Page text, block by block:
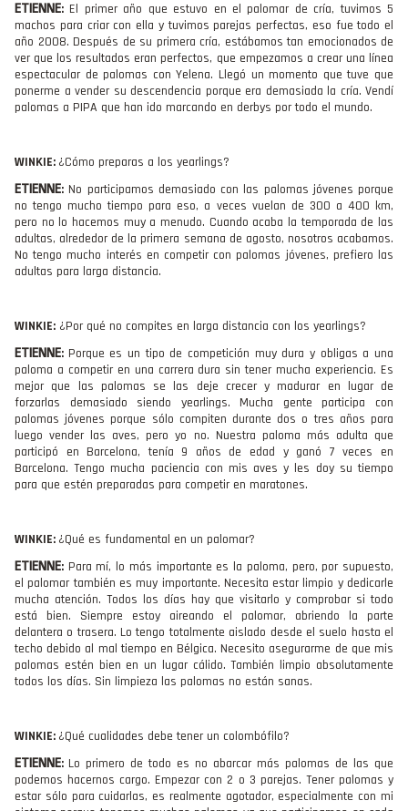
ETIENNE: El primer año que estuvo en el palomar de cría, tuvimos 5
machos para criar con ella y tuvimos parejas perfectas, eso fue todo el
año 2008. Después de su primera cría, estábamos tan emocionados de
ver que los resultados eran perfectos, que empezamos a crear una línea
espectacular de palomas con Yelena. Llegó un momento que tuve que
ponerme a vender su descendencia porque era demasiada la cría. Vendí
palomas a PIPA que han ido marcando en derbys por todo el mundo.
WINKIE: ¿Cómo preparas a los yearlings?
ETIENNE: No participamos demasiado con las palomas jóvenes porque
no tengo mucho tiempo para eso, a veces vuelan de 300 a 400 km,
pero no lo hacemos muy a menudo. Cuando acaba la temporada de las
adultas, alrededor de la primera semana de agosto, nosotros acabamos.
No tengo mucho interés en competir con palomas jóvenes, prefiero las
adultas para larga distancia.
WINKIE: ¿Por qué no compites en larga distancia con los yearlings?
ETIENNE: Porque es un tipo de competición muy dura y obligas a una
paloma a competir en una carrera dura sin tener mucha experiencia. Es
mejor que las palomas se las deje crecer y madurar en lugar de
forzarlas demasiado siendo yearlings. Mucha gente participa con
palomas jóvenes porque sólo compiten durante dos o tres años para
luego vender las aves, pero yo no. Nuestra paloma más adulta que
participó en Barcelona, tenía 9 años de edad y ganó 7 veces en
Barcelona. Tengo mucha paciencia con mis aves y les doy su tiempo
para que estén preparadas para competir en maratones.
WINKIE: ¿Qué es fundamental en un palomar?
ETIENNE: Para mí, lo más importante es la paloma, pero, por supuesto,
el palomar también es muy importante. Necesita estar limpio y dedicarle
mucha atención. Todos los días hay que visitarlo y comprobar si todo
está bien. Siempre estoy aireando el palomar, abriendo la parte
delantera o trasera. Lo tengo totalmente aislado desde el suelo hasta el
techo debido al mal tiempo en Bélgica. Necesito asegurarme de que mis
palomas estén bien en un lugar cálido. También limpio absolutamente
todos los días. Sin limpieza las palomas no están sanas.
WINKIE: ¿Qué cualidades debe tener un colombófilo?
ETIENNE: Lo primero de todo es no abarcar más palomas de las que
podemos hacernos cargo. Empezar con 2 o 3 parejas. Tener palomas y
estar sólo para cuidarlas, es realmente agotador, especialmente con mi